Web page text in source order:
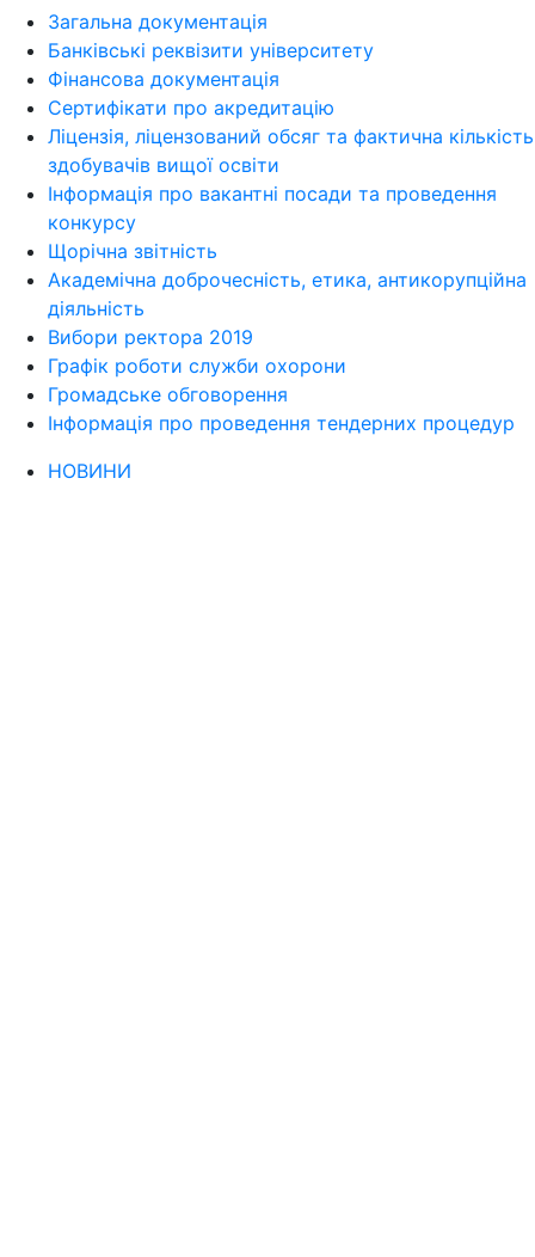
Загальна документація
Банківські реквізити університету
Фінансова документація
Сертифікати про акредитацію
Ліцензія, ліцензований обсяг та фактична кількість
здобувачів вищої освіти
Інформація про вакантні посади та проведення
конкурсу
Щорічна звітність
Академічна доброчесність, етика, антикорупційна
діяльність
Вибори ректора 2019
Графік роботи служби охорони
Громадське обговорення
Інформація про проведення тендерних процедур
НОВИНИ